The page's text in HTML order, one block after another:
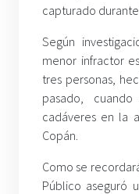
capturado
Según
menor infractor
tres personas,
pasado,
cadáveres en la
Copán.
Como se
Público aseguró